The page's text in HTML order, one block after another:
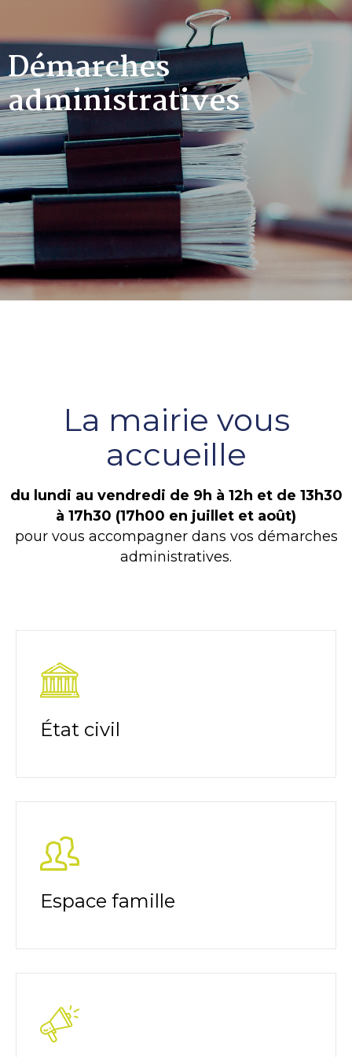
Démarches
administratives
La mairie vous
accueille
du lundi au vendredi de 9h à 12h et de 13h30
à 17h30 (17h00 en juillet et août)
pour vous accompagner dans vos démarches
administratives.
État civil
Espace famille